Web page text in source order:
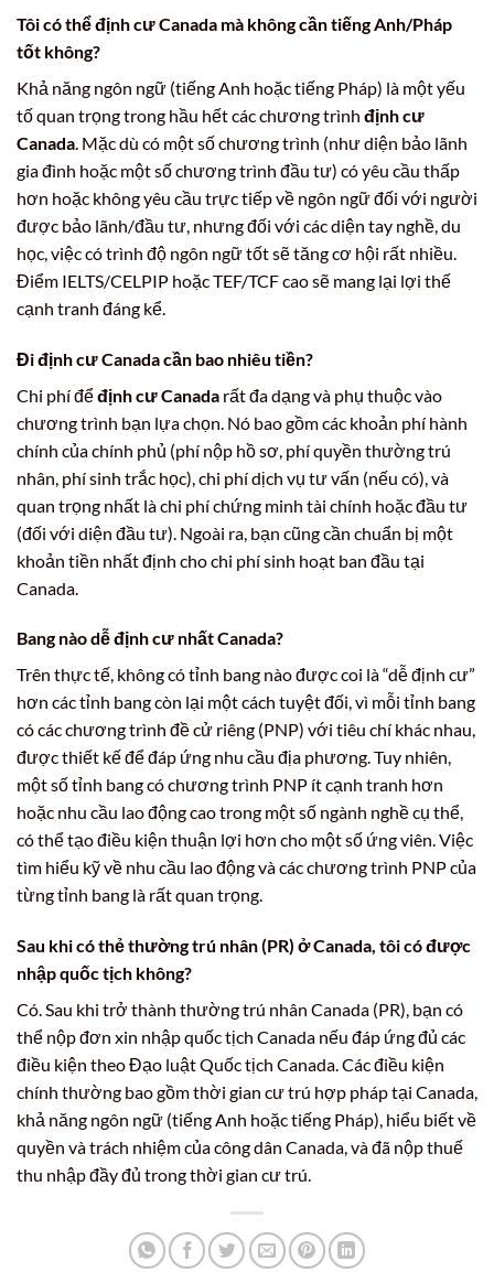
Tôi có thểđịnh cư Canada mà không cần tiếng Anh/Pháp
tốt không?
Khả năng ngôn ngữ (tiếng Anh hoặc tiếng Pháp) là một yếu
tố quan trọng trong hầu hết các chương trình định cư
Canada. Mặc dù có một số chương trình (như diện bảo lãnh
gia đình hoặc một số chương trình đầu tư) có yêu cầu thấp
hơn hoặc không yêu cầu trực tiếp về ngôn ngữ đối với người
được bảo lãnh/đầu tư, nhưng đối với các diện tay nghề, du
học, việc có trình độ ngôn ngữ tốt sẽ tăng cơ hội rất nhiều.
Điểm IELTS/CELPIP hoặc TEF/TCF cao sẽ mang lại lợi thế
cạnh tranh đáng kể.
Điđịnh cư Canadacần bao nhiêu tiền?
Chi phí đểđịnh cư Canada rất đa dạng và phụ thuộc vào
chương trình bạn lựa chọn. Nó bao gồm các khoản phí hành
chính của chính phủ (phí nộp hồ sơ, phí quyền thường trú
nhân, phí sinh trắc học), chi phí dịch vụ tư vấn (nếu có), và
quan trọng nhất là chi phí chứng minh tài chính hoặc đầu tư
(đối với diện đầu tư). Ngoài ra, bạn cũng cần chuẩn bị một
khoản tiền nhất định cho chi phí sinh hoạt ban đầu tại
Canada.
Bang nàodễ định cư nhất Canada?
Trên thực tế, không có tỉnh bang nào được coi là “dễ định cư”
hơn các tỉnh bang còn lại một cách tuyệt đối, vì mỗi tỉnh bang
có các chương trình đề cử riêng (PNP) với tiêu chí khác nhau,
được thiết kế để đáp ứng nhu cầu địa phương. Tuy nhiên,
một số tỉnh bang có chương trình PNP ít cạnh tranh hơn
hoặc nhu cầu lao động cao trong một số ngành nghề cụ thể,
có thể tạo điều kiện thuận lợi hơn cho một số ứng viên. Việc
tìm hiểu kỹ về nhu cầu lao động và các chương trình PNP của
từng tỉnh bang là rất quan trọng.
Sau khi có thẻ thường trú nhân (PR) ở Canada, tôi có được
nhập quốc tịch không?
Có. Sau khi trở thành thường trú nhân Canada (PR), bạn có
thể nộp đơn xin nhập quốc tịch Canada nếu đáp ứng đủ các
điều kiện theo Đạo luật Quốc tịch Canada. Các điều kiện
chính thường bao gồm thời gian cư trú hợp pháp tại Canada,
khả năng ngôn ngữ (tiếng Anh hoặc tiếng Pháp), hiểu biết về
quyền và trách nhiệm của công dân Canada, và đã nộp thuế
thu nhập đầy đủ trong thời gian cư trú.